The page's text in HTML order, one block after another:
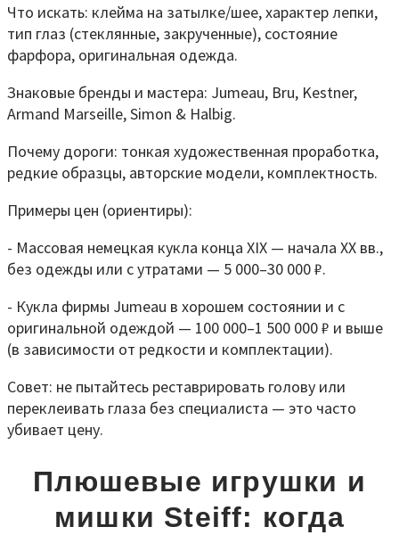
Что искать: клейма на затылке/шее, характер лепки,
тип глаз (стеклянные, закрученные), состояние
фарфора, оригинальная одежда.
Знаковые бренды и мастера: Jumeau, Bru, Kestner,
Armand Marseille, Simon & Halbig.
Почему дороги: тонкая художественная проработка,
редкие образцы, авторские модели, комплектность.
Примеры цен (ориентиры):
- Массовая немецкая кукла конца XIX — начала XX вв.,
без одежды или с утратами — 5 000–30 000 ₽.
- Кукла фирмы Jumeau в хорошем состоянии и с
оригинальной одеждой — 100 000–1 500 000 ₽ и выше
(в зависимости от редкости и комплектации).
Совет: не пытайтесь реставрировать голову или
переклеивать глаза без специалиста — это часто
убивает цену.
Плюшевые игрушки и
мишки Steiff: когда